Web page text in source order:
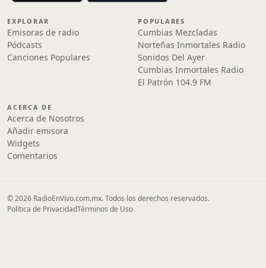
EXPLORAR
Emisoras de radio
Pódcasts
Canciones Populares
POPULARES
Cumbias Mezcladas
Norteñas Inmortales Radio
Sonidos Del Ayer
Cumbias Inmortales Radio
El Patrón 104.9 FM
ACERCA DE
Acerca de Nosotros
Añadir emisora
Widgets
Comentarios
© 2026 RadioEnVivo.com.mx. Todos los derechos reservados.
Política de PrivacidadTérminos de Uso